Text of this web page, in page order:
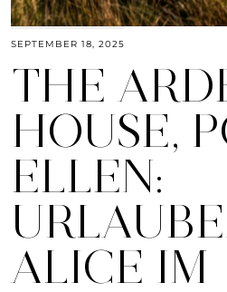
SEPTEMBER 18, 2025
THE
HOUSE,
ELLEN:
ALICE IM